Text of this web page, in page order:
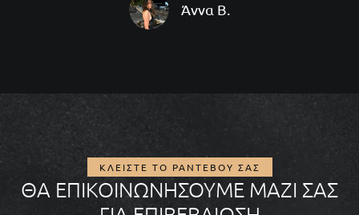
Άννα Β.
ΚΛΕΊΣΤΕ ΤΟ ΡΑΝΤΕΒΟΎ ΣΑΣ
ΘΑ ΕΠΙΚΟΙΝΩΝΉΣΟΥΜΕ ΜΑΖΊ ΣΑΣ